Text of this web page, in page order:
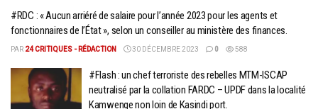
#RDC : « Aucun arriéré de salaire pour l’année 2023 pour les agents et
fonctionnaires de l’État », selon un conseiller au ministère des finances.
PAR 24 CRITIQUES - RÉDACTION 30 DÉCEMBRE 2023 0 588
#Flash : un chef terroriste des rebelles MTM-ISCAP
neutralisé par la collation FARDC – UPDF dans la localité
Kamwenge non loin de Kasindi port.